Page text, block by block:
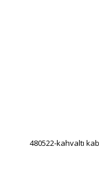
480522-kahvaltı